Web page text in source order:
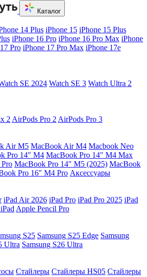
Каталог
14 Plus iPhone 15 iPhone 15 Plus
iPhone 16 Pro iPhone 16 Pro Max iPhone
Pro iPhone 17 Pro Max iPhone 17e
SE 2024 Watch SE 3 Watch Ultra 2
2 AirPods Pro 2 AirPods Pro 3
Air M5 MacBook Air М4 Macbook Neo
Pro 14″ M4 MacBook Pro 14″ M4 Max
MacBook Pro 14″ M5 (2025) MacBook
Pro 16″ M4 Pro Аксессуары
iPad Air 2026 iPad Pro iPad Pro 2025 iPad
Apple Pencil Pro
S25 Samsung S25 Edge Samsung
Ultra Samsung S26 Ultra
Стайлеры Стайлеры HS05 Стайлеры